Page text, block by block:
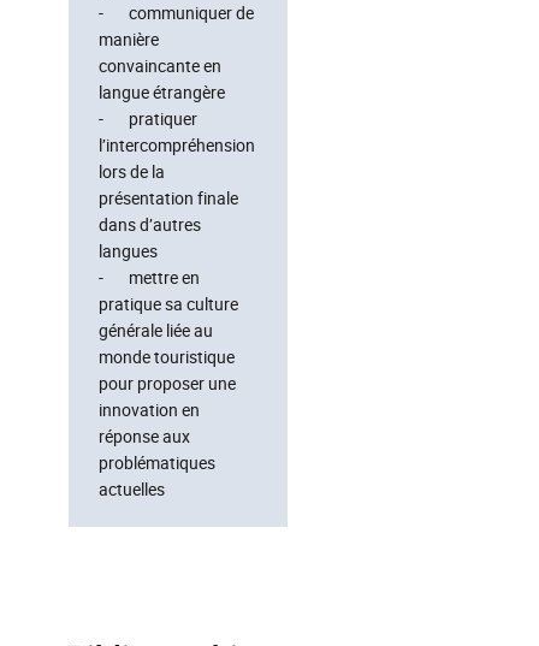
- communiquer de
manière
convaincante en
langue étrangère
- pratiquer
l’intercompréhension
lors de la
présentation finale
dans d’autres
langues
- mettre en
pratique sa culture
générale liée au
monde touristique
pour proposer une
innovation en
réponse aux
problématiques
actuelles